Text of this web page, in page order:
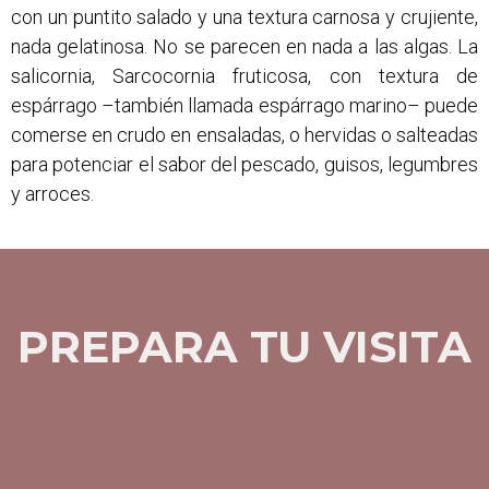
con un puntito salado y una textura carnosa y crujiente,
nada gelatinosa. No se parecen en nada a las algas. La
salicornia, Sarcocornia fruticosa, con textura de
espárrago –también llamada espárrago marino– puede
comerse en crudo en ensaladas, o hervidas o salteadas
para potenciar el sabor del pescado, guisos, legumbres
y arroces.
PREPARA TU VISITA